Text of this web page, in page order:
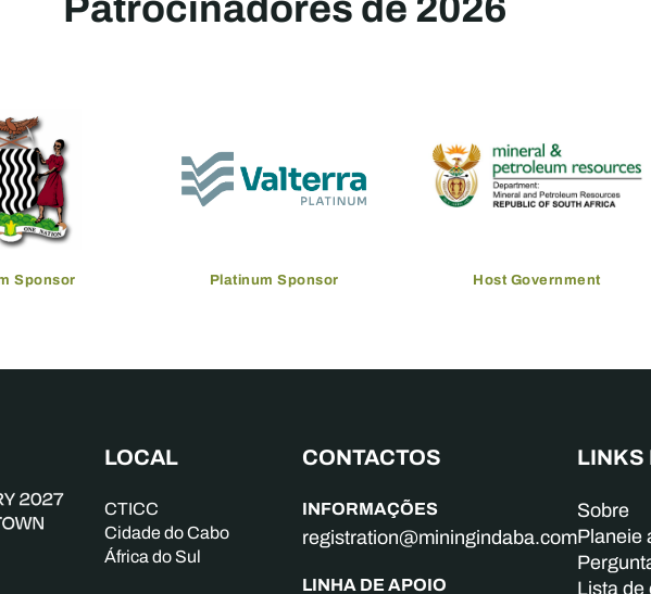
Sponsor Platinum Sponsor Host Government
LOCAL
CTICC
Cidade do Cabo
África do Sul
CONTACTOS
INFORMAÇÕES
registration@miningindaba.com
LINHA DE APOIO
LINKS
Sobre
Planeie